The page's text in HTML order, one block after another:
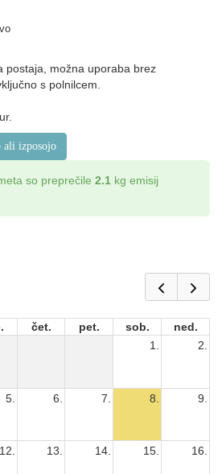
postaja, možna uporaba brez
s polnilcem.
ali izposojo
so preprečile 2.1 kg emisij
čet. pet. sob.
ned.
1.
2.
5. 6. 7. 8. 9.
12. 13. 14. 15. 16.